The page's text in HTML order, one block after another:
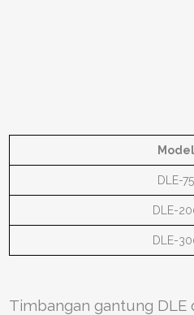
Model
DLE-75
DLE-
DLE-
Timbangan gantung